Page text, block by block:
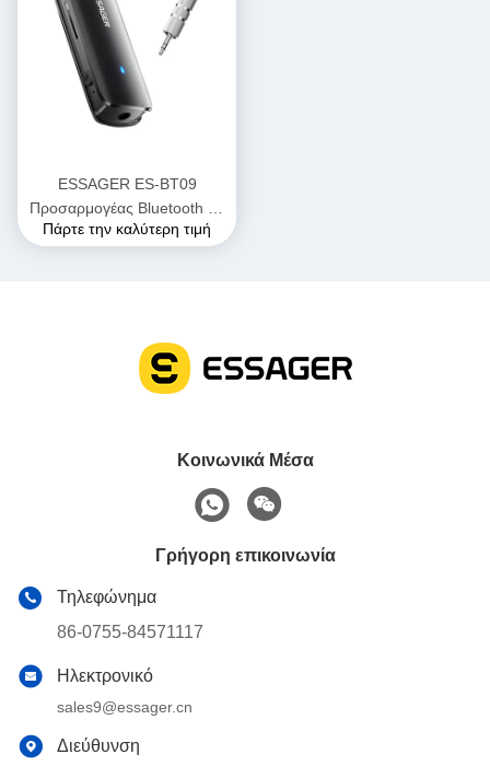
ESSAGER ES-BT09
Προσαρμογέας Bluetooth σε
Aux Θηλυκό 3.5mm 110mAh
Πάρτε την καλύτερη τιμή
Κοινωνικά Μέσα
Γρήγορη επικοινωνία
Τηλεφώνημα
86-0755-84571117
Ηλεκτρονικό
sales9@essager.cn
Διεύθυνση